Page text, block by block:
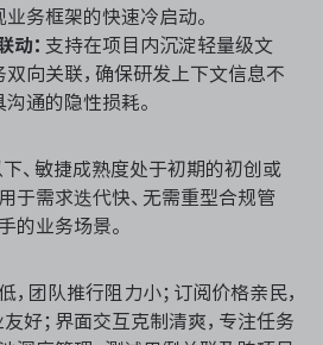
业务框架的快速冷启动。
动： 支持在项目内沉淀轻量级文
双向关联，确保研发上下文信息不
通的隐性损耗。
、敏捷成熟度处于初期的初创或
于需求迭代快、无需重型合规管
的业务场景。
，团队推行阻力小；订阅价格亲民，
好；界面交互克制清爽，专注任务